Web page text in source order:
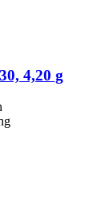
4,20 g